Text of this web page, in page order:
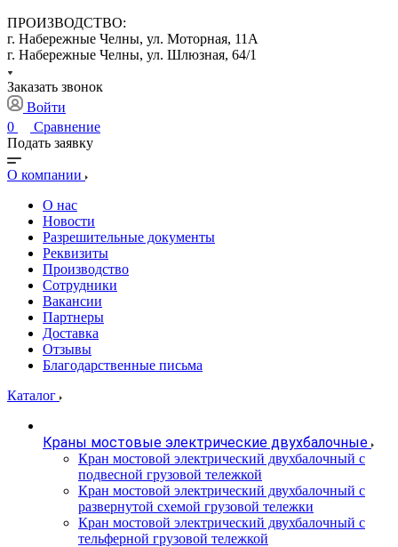
ПРОИЗВОДСТВО:
г. Набережные Челны, ул. Моторная, 11А
г. Набережные Челны, ул. Шлюзная, 64/1
Заказать звонок
Войти
0
Сравнение
Подать заявку
О компании
О нас
Новости
Разрешительные документы
Реквизиты
Производство
Сотрудники
Вакансии
Партнеры
Доставка
Отзывы
Благодарственные письма
Каталог
Краны мостовые электрические двухбалочные
Кран мостовой электрический двухбалочный с
подвесной грузовой тележкой
Кран мостовой электрический двухбалочный с
развернутой схемой грузовой тележки
Кран мостовой электрический двухбалочный с
тельферной грузовой тележкой